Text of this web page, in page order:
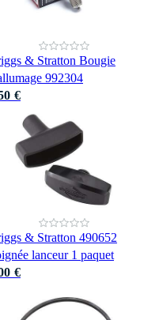
& Stratton Bougie
992304
€
& Stratton 490652
lanceur 1 paquet
€